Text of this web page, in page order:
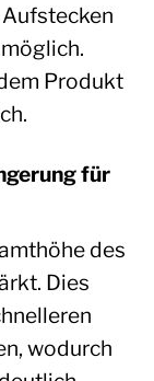
Produkt
für
des
Dies
wodurch